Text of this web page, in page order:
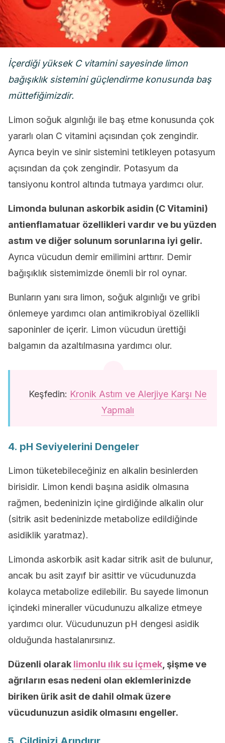
İçerdiği yüksek C vitamini sayesinde limon
bağışıklık sistemini güçlendirme konusunda baş
müttefiğimizdir.
Limon soğuk algınlığı ile baş etme konusunda çok
yararlı olan C vitamini açısından çok zengindir.
Ayrıca beyin ve sinir sistemini tetikleyen potasyum
açısından da çok zengindir. Potasyum da
tansiyonu kontrol altında tutmaya yardımcı olur.
Limonda bulunan askorbik asidin (C Vitamini)
antienflamatuar özellikleri vardır ve bu yüzden
astım ve diğer solunum sorunlarına iyi gelir.
Ayrıca vücudun demir emilimini arttırır. Demir
bağışıklık sistemimizde önemli bir rol oynar.
Bunların yanı sıra limon, soğuk algınlığı ve gribi
önlemeye yardımcı olan antimikrobiyal özellikli
saponinler de içerir. Limon vücudun ürettiği
balgamın da azaltılmasına yardımcı olur.
Keşfedin: Kronik Astım ve Alerjiye Karşı Ne
Yapmalı
4. pH Seviyelerini Dengeler
Limon tüketebileceğiniz en alkalin besinlerden
birisidir. Limon kendi başına asidik olmasına
rağmen, bedeninizin içine girdiğinde alkalin olur
(sitrik asit bedeninizde metabolize edildiğinde
asidiklik yaratmaz).
Limonda askorbik asit kadar sitrik asit de bulunur,
ancak bu asit zayıf bir asittir ve vücudunuzda
kolayca metabolize edilebilir. Bu sayede limonun
içindeki mineraller vücudunuzu alkalize etmeye
yardımcı olur. Vücudunuzun pH dengesi asidik
olduğunda hastalanırsınız.
Düzenli olarak limonlu ılık su içmek , şişme ve
ağrıların esas nedeni olan eklemlerinizde
biriken ürik asit de dahil olmak üzere
vücudunuzun asidik olmasını engeller.